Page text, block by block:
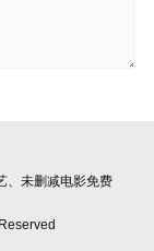
、未删减电影免费